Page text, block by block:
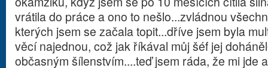
vrátila do práce a ono to nešlo...zvládnou
kterých jsem se začala topit...dříve jsem byla
věcí najednou, což jak říkával můj šéf jej
občasným šílenstvím....teď jsem ráda, že mi jde